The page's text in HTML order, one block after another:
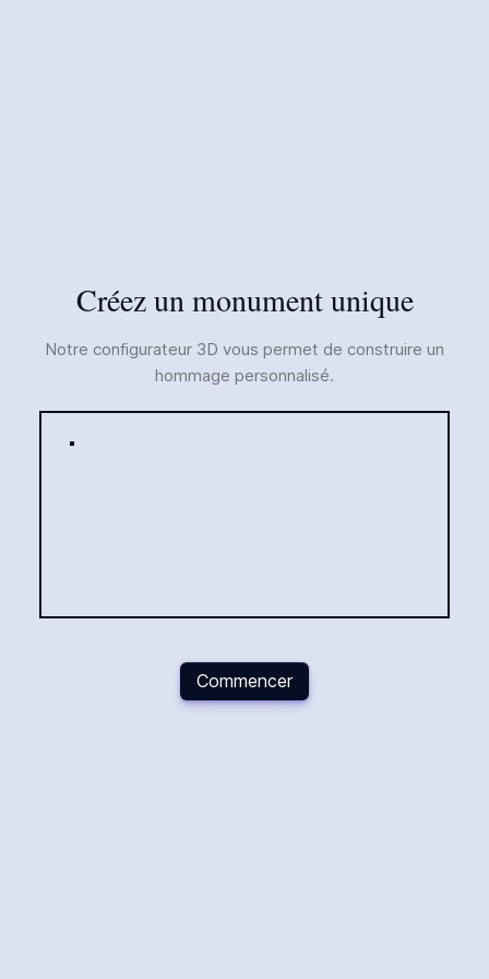
Créez un monument unique
Notre configurateur 3D vous permet de construire un
hommage personnalisé.
Commencer